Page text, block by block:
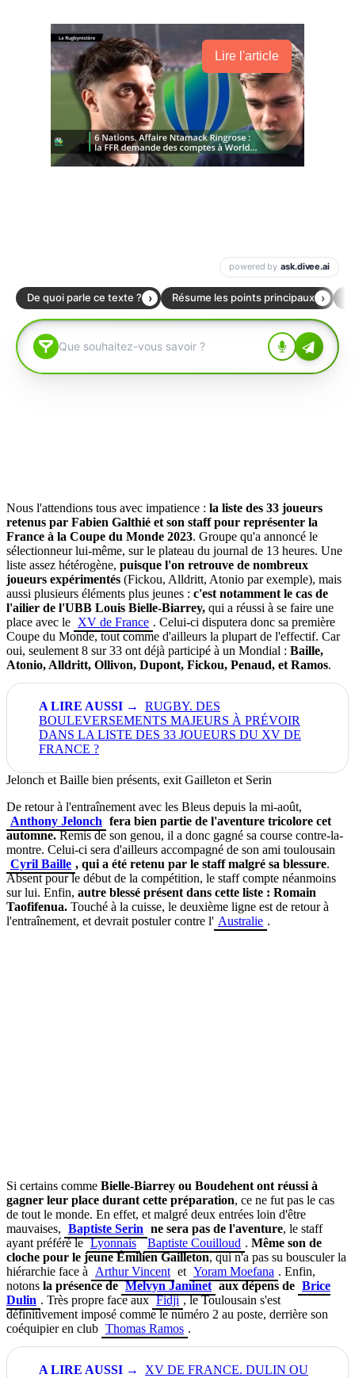
Lire l'article
Nous l'attendions tous avec impatience : la liste des 33 joueurs
retenus par Fabien Galthié et son staff pour représenter la
France à la Coupe du Monde 2023. Groupe qu'a annoncé le
sélectionneur lui-même, sur le plateau du journal de 13 heures. Une
liste assez hétérogène, puisque l'on retrouve de nombreux
joueurs expérimentés (Fickou, Alldritt, Atonio par exemple), mais
aussi plusieurs éléments plus jeunes : c'est notamment le cas de
l'ailier de l'UBB Louis Bielle-Biarrey, qui a réussi à se faire une
place avec le XV de France . Celui-ci disputera donc sa première
Coupe du Monde, tout comme d'ailleurs la plupart de l'effectif. Car
oui, seulement 8 sur 33 ont déjà participé à un Mondial : Baille,
Atonio, Alldritt, Ollivon, Dupont, Fickou, Penaud, et Ramos.
RUGBY. DES
BOULEVERSEMENTS MAJEURS À PRÉVOIR
DANS LA LISTE DES 33 JOUEURS DU XV DE
FRANCE ?
Jelonch et Baille bien présents, exit Gailleton et Serin
De retour à l'entraînement avec les Bleus depuis la mi-août,
Anthony Jelonch fera bien partie de l'aventure tricolore cet
automne.Remis de son genou, il a donc gagné sa course contre-la-
montre. Celui-ci sera d'ailleurs accompagné de son ami toulousain
Cyril Baille , qui a été retenu par le staff malgré sa blessure.
Absent pour le début de la compétition, le staff compte néanmoins
sur lui. Enfin, autre blessé présent dans cette liste : Romain
Taofifenua. Touché à la cuisse, le deuxième ligne est de retour à
l'entraînement, et devrait postuler contre l' Australie .
Si certains comme Bielle-Biarrey ou Boudehent ont réussi à
gagner leur place durant cette préparation, ce ne fut pas le cas
de tout le monde. En effet, et malgré deux entrées loin d'être
mauvaises, Baptiste Serin ne sera pas de l'aventure, le staff
ayant préféré le Lyonnais Baptiste Couilloud . Même son de
cloche pour le jeune Émilien Gailleton, qui n'a pas su bousculer la
hiérarchie face à
Arthur Vincent et Yoram Moefana . Enfin,
notons la présence de Melvyn Jaminet aux dépens de Brice
Dulin . Très propre face aux Fidji , le Toulousain s'est
définitivement imposé comme le numéro 2 au poste, derrière son
coéquipier en club Thomas Ramos .
XV DE FRANCE. DULIN OU